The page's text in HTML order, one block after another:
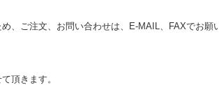
、ご注文、お問い合わせは、E‐MAIL、FAXでお
頂きます。